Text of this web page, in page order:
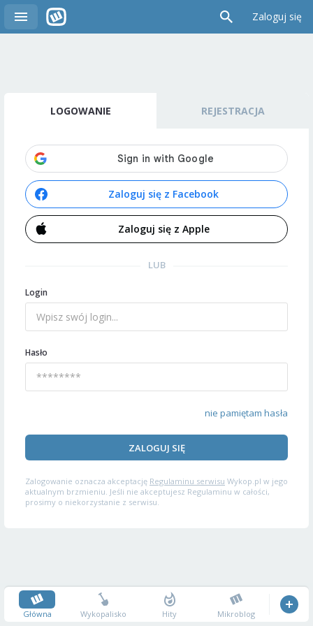
Zaloguj się
LOGOWANIE REJESTRACJA
Zaloguj się z Facebook
Zaloguj się z Apple
LUB
Login
Hasło
nie pamiętam hasła
ZALOGUJ SIĘ
Zalogowanie oznacza akceptację Regulaminu serwisu Wykop.pl w jego
aktualnym brzmieniu. Jeśli nie akceptujesz Regulaminu w całości,
prosimy o niekorzystanie z serwisu.
Główna Wykopalisko Hity Mikroblog